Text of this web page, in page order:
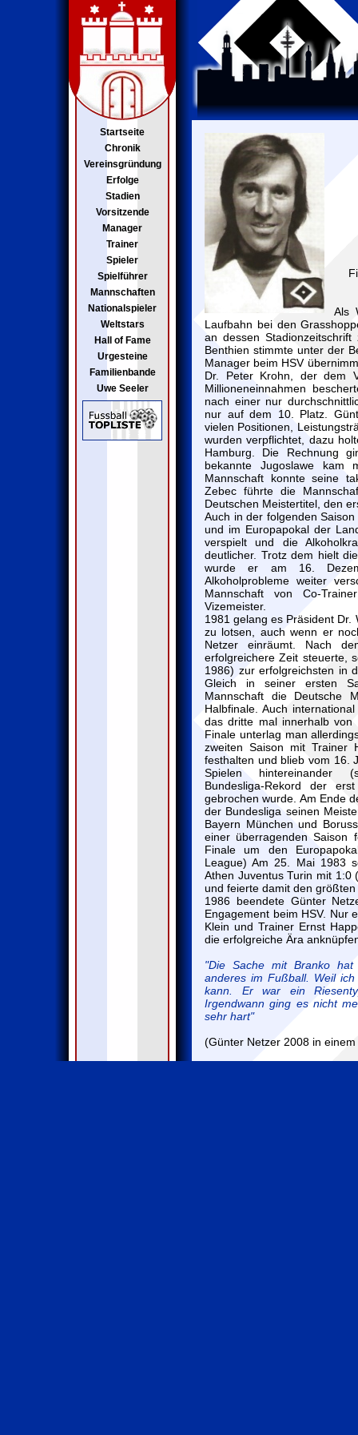
Startseite
Chronik
Vereinsgründung
Erfolge
Stadien
Vorsitzende
Manager
Trainer
Spieler
Spielführer
Mannschaften
Nationalspieler
Weltstars
Hall of Fame
Urgesteine
Familienbande
Uwe Seeler
Als
Laufbahn bei den
an dessen
Benthien stimmte unter der
Manager beim HSV
Dr. Peter Krohn, der dem
Millioneneinnahmen
nach einer nur
nur auf dem 10. Platz.
vielen Positionen,
wurden verpflichtet, dazu
Hamburg. Die Rechnung
bekannte Jugoslawe kam
Mannschaft konnte seine
Zebec führte die
Deutschen Meistertitel, den
Auch in der folgenden
und im Europapokal der
verspielt und die
deutlicher. Trotz dem hielt
wurde er am 16.
Alkoholprobleme weiter
Mannschaft von Co-
Vizemeister.
1981 gelang es Präsident Dr.
zu lotsen, auch wenn er
Netzer einräumt. Nach
erfolgreichere Zeit steuerte,
1986) zur erfolgreichsten in
Gleich in seiner ersten
Mannschaft die Deutsche
Halbfinale. Auch
das dritte mal innerhalb
Finale unterlag man
zweiten Saison mit Trainer
festhalten und blieb vom 16.
Spielen hintereinander
Bundesliga-Rekord der
gebrochen wurde. Am Ende
der Bundesliga seinen
Bayern München und
einer überragenden Saison
Finale um den
League) Am 25. Mai 1983
Athen Juventus Turin mit 1:0
und feierte damit den
1986 beendete Günter
Engagement beim HSV. Nur
Klein und Trainer Ernst
die erfolgreiche Ära
"Die Sache mit Branko
anderes im Fußball. Weil
kann. Er war ein
Irgendwann ging es nicht
sehr hart"
(Günter Netzer 2008 in